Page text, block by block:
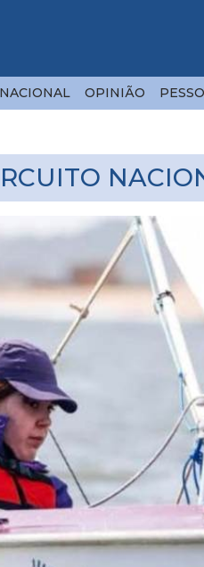
NACIONAL OPINIÃO